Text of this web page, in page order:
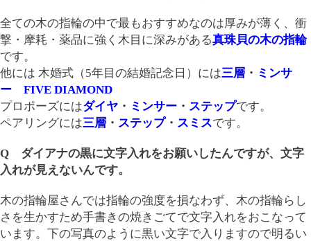
全ての木の指輪の中で最もおすすめなのは厚みが薄く、衝
撃・摩耗・薬品に強く木目に深みがある真珠貝の木の指輪
です。
他には 木婚式（5年目の結婚記念日）には三層 ・ ミンサ
ー
FIVE DIAMOND
プロポーズにはダイヤ ・ ミンサー ・ ステップです。
ペアリングには三層 ・ ステップ・ スミスです。
Q ダイアナの黒に文字入れをお願いしたんですが、文字
入れが見えないんです。
木の指輪屋さんでは指輪の強度を損なわず、木の指輪らし
さを生かすため手書きの焼きごてで文字入れをおこなって
います。下の写真のように黒い文字で入りますので明るい